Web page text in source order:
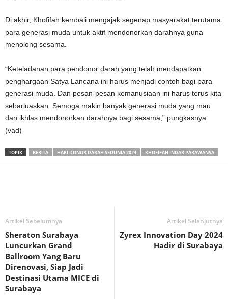
Di akhir, Khofifah kembali mengajak segenap masyarakat terutama
para generasi muda untuk aktif mendonorkan darahnya guna
menolong sesama.
“Keteladanan para pendonor darah yang telah mendapatkan
penghargaan Satya Lancana ini harus menjadi contoh bagi para
generasi muda. Dan pesan-pesan kemanusiaan ini harus terus kita
sebarluaskan. Semoga makin banyak generasi muda yang mau
dan ikhlas mendonorkan darahnya bagi sesama,” pungkasnya.
(vad)
TOPIK BERITA HARI DONOR DARAH SEDUNIA 2024 KHOFIFAH INDAR PARAWANSA
Artikel Sebelumnya
Sheraton Surabaya
Luncurkan Grand
Ballroom Yang Baru
Direnovasi, Siap Jadi
Destinasi Utama MICE di
Surabaya
Artikel Selanjutnya
Zyrex Innovation Day 2024
Hadir di Surabaya